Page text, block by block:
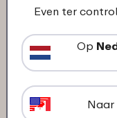
"Goede
Even ter
Op
Naar